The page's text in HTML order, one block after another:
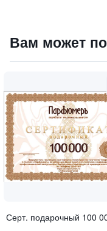
4300₽9 840 ₽
Вам может